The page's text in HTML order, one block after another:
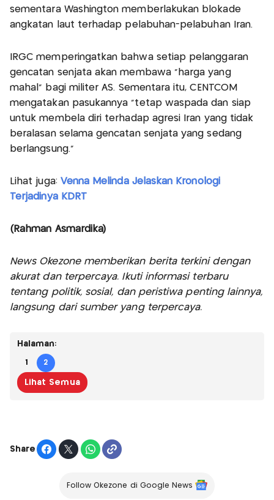
sementara Washington memberlakukan blokade
angkatan laut terhadap pelabuhan-pelabuhan Iran.
IRGC memperingatkan bahwa setiap pelanggaran
gencatan senjata akan membawa "harga yang
mahal" bagi militer AS. Sementara itu, CENTCOM
mengatakan pasukannya "tetap waspada dan siap
untuk membela diri terhadap agresi Iran yang tidak
beralasan selama gencatan senjata yang sedang
berlangsung."
Lihat juga: Venna Melinda Jelaskan Kronologi
Terjadinya KDRT
(Rahman Asmardika)
News Okezone memberikan berita terkini dengan
akurat dan terpercaya. Ikuti informasi terbaru
tentang politik, sosial, dan peristiwa penting lainnya,
langsung dari sumber yang terpercaya.
Halaman:
1 2
Lihat Semua
Share
Follow Okezone di Google News